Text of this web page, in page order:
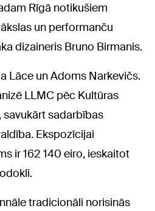
Rīgā notikušiem
un performanču
dizaineris Bruno Birmanis.
Lāce un Adoms Narkevičs.
LLMC pēc Kultūras
sadarbības
Ekspozīcijai
ir 162 140 eiro, ieskaitot
tradicionāli norisinās